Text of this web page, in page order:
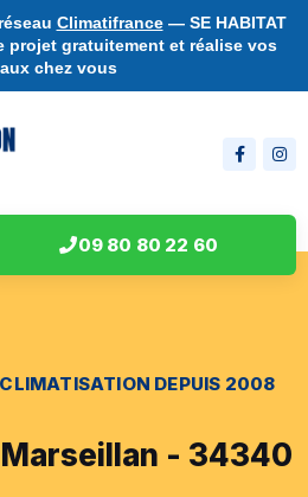
Climatifrance— SE HABITAT
projet gratuitement et réalise vos
chez vous
09 80 80 22 60
CLIMATISATION DEPUIS 2008
- 34340